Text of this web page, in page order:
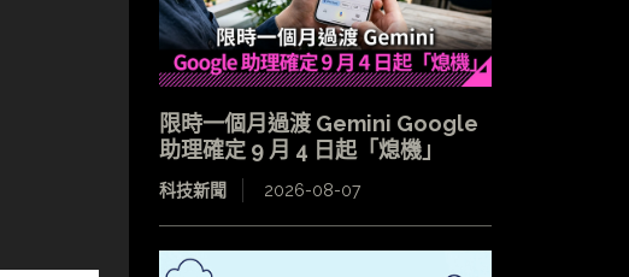
限時一個月過渡 Gemini Google
助理確定 9 月 4 日起「熄機」
科技新聞 2026-08-07